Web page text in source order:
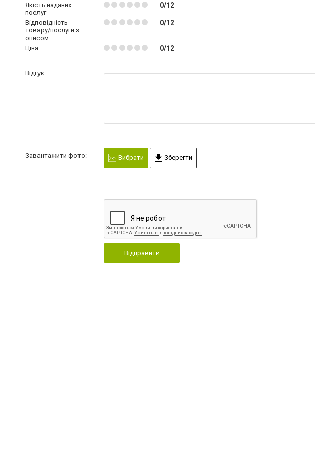
Якість наданих
послуг
0/12
Відповідність
товару/послуги з
описом
0/12
Ціна 0/12
Відгук:
Завантажити фото: Вибрати Зберегти
Відправити